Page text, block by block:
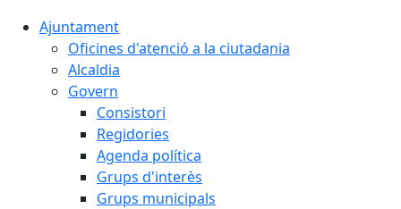
Ajuntament
Oficines d'atenció a la ciutadania
Alcaldia
Govern
Consistori
Regidories
Agenda política
Grups d'interès
Grups municipals